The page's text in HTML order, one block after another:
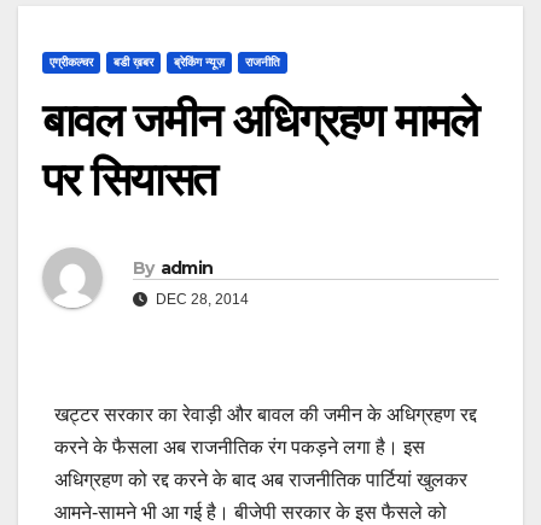
एग्रीकल्चर बडी ख़बर ब्रेकिंग न्यूज़ राजनीति
बावल जमीन अधिग्रहण मामले
पर सियासत
By admin
DEC 28, 2014
खट्टर सरकार का रेवाड़ी और बावल की जमीन के अधिग्रहण रद्द
करने के फैसला अब राजनीतिक रंग पकड़ने लगा है। इस
अधिग्रहण को रद्द करने के बाद अब राजनीतिक पार्टियां खुलकर
आमने-सामने भी आ गई है। बीजेपी सरकार के इस फैसले को